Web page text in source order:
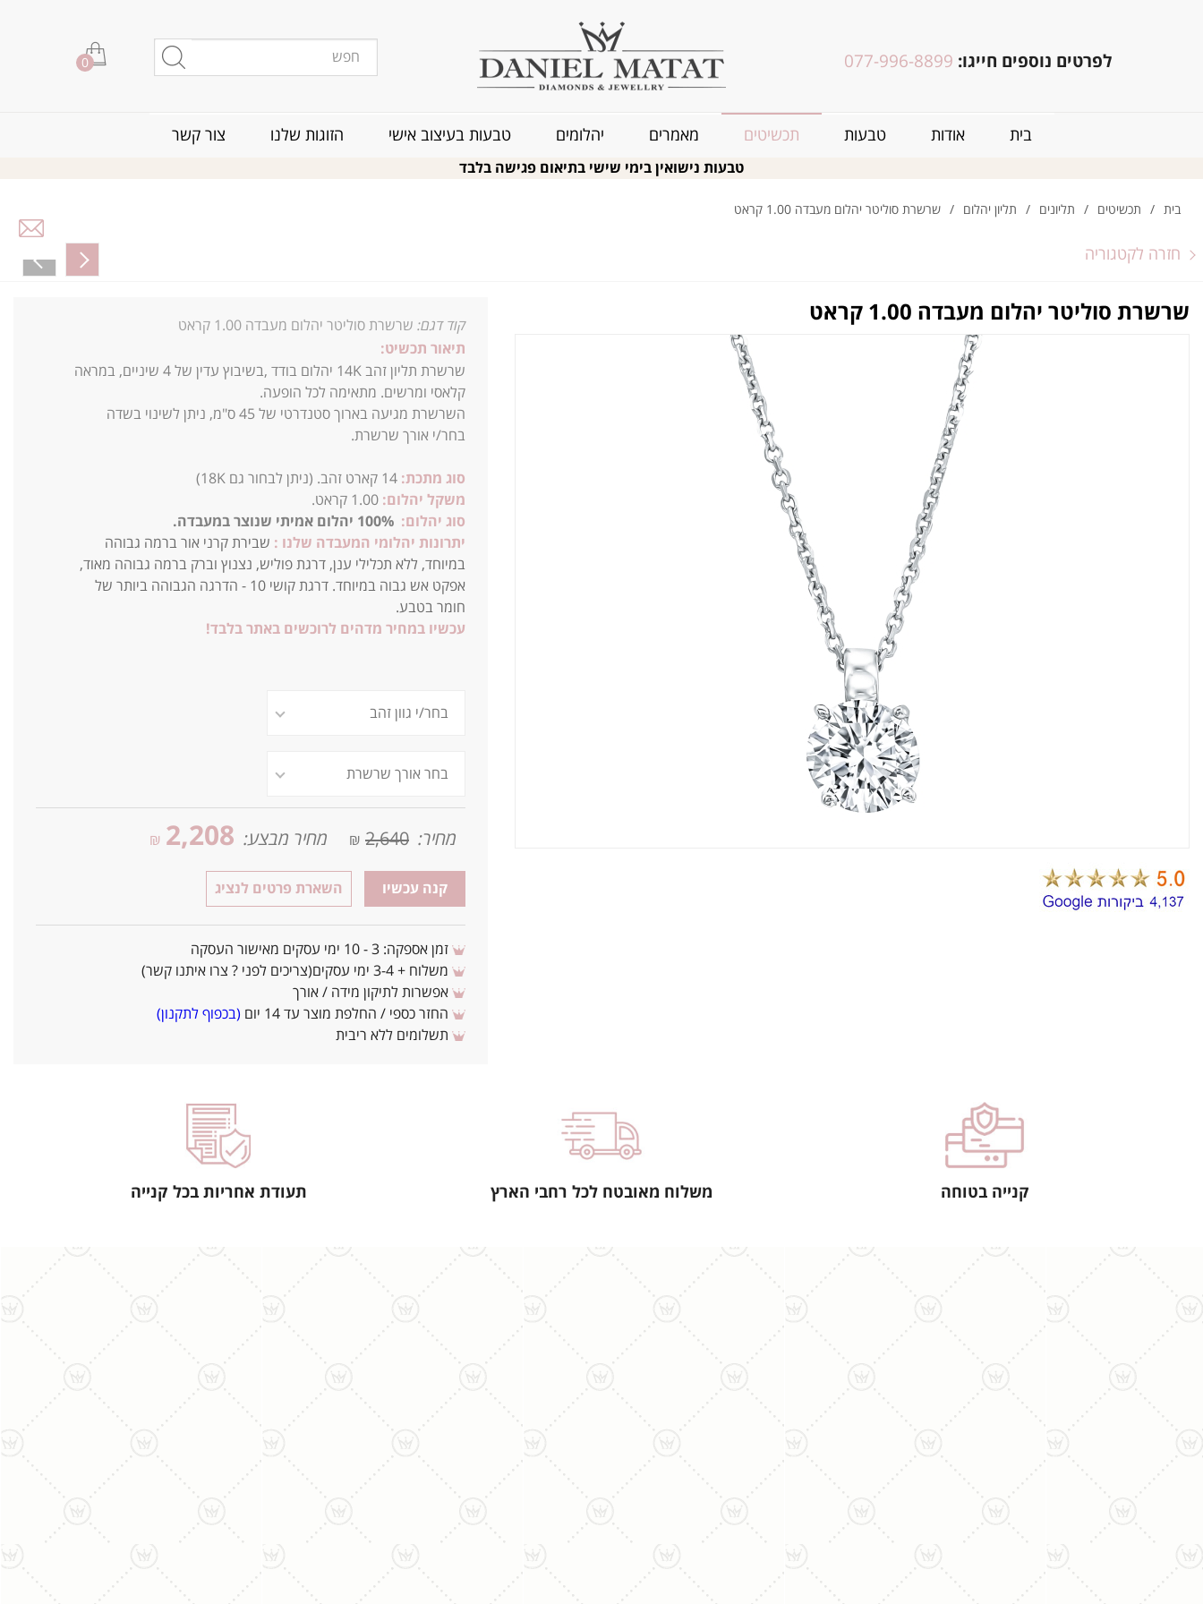
לפרטים נוספים חייגו: 077-996-8899
0
בית אודות טבעות תכשיטים מאמרים יהלומים טבעות בעיצוב אישי הזוגות שלנו צור קשר
טבעות נישואין בימי שישי בתיאום פגישה בלבד
בית / תכשיטים / תליונים / תליון יהלום / שרשרת סוליטר יהלום מעבדה 1.00 קראט
חזרה לקטגוריה
שרשרת סוליטר יהלום מעבדה 1.00 קראט קוד דגם: שרשרת סוליטר יהלום מעבדה 1.00 קראט
תיאור תכשיט:
שרשרת תליון זהב 14K יהלום בודד ,בשיבוץ עדין של 4 שיניים, במראה
קלאסי ומרשים. מתאימה לכל הופעה.
השרשרת מגיעה בארוך סטנדרטי של 45 ס"מ, ניתן לשינוי בשדה
בחר/י אורך שרשרת.
סוג מתכת: 14 קארט זהב. (ניתן לבחור גם 18K)
משקל יהלום: 1.00 קראט.
סוג יהלום:
יתרונות יהלומי המעבדה שלנו : שבירת קרני אור ברמה גבוהה
במיוחד, ללא תכלילי ענן, דרגת פוליש, נצנוץ וברק ברמה גבוהה מאוד,
אפקט אש גבוה במיוחד. דרגת קושי 10 - הדרגה הגבוהה ביותר של
חומר בטבע.
עכשיו במחיר מדהים לרוכשים באתר בלבד!
מחיר: 2,640
₪ מחיר מבצע: 2,208
₪
קנה עכשיו השארת פרטים לנציג
זמן אספקה: 3 - 10 ימי עסקים מאישור העסקה
משלוח + 3-4 ימי עסקים(צריכים לפני ? צרו איתנו קשר)
אפשרות לתיקון מידה / אורך
החזר כספי / החלפת מוצר עד 14 יום
(בכפוף לתקנון)
תשלומים ללא ריבית
קנייה בטוחה משלוח מאובטח לכל רחבי הארץ תעודת אחריות בכל קנייה